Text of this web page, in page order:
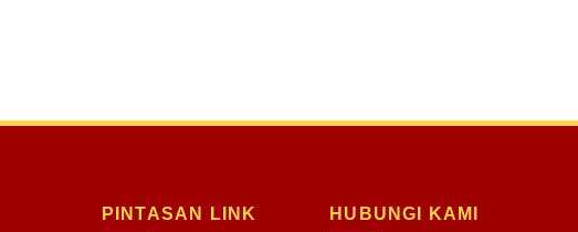
PINTASAN LINK HUBUNGI KAMI